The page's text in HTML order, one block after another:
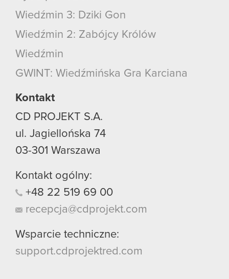
Wiedźmin 3: Dziki Gon
Wiedźmin 2: Zabójcy Królów
Wiedźmin
GWINT: Wiedźmińska Gra Karciana
Kontakt
CD PROJEKT S.A.
ul. Jagiellońska 74
03-301 Warszawa
Kontakt ogólny:
+48 22 519 69 00
recepcja@cdprojekt.com
Wsparcie techniczne:
support.cdprojektred.com